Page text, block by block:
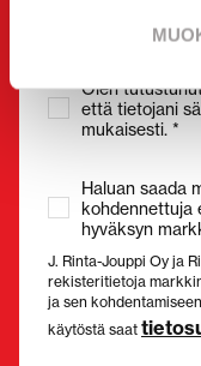
Olen
että tietojani
mukaisesti. *
Haluan saada
kohdennettuja
hyväksyn
J. Rinta-Jouppi Oy ja
rekisteritietoja
ja sen
käytöstä saat